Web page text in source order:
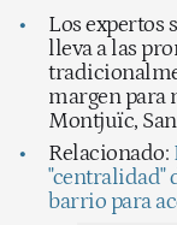
Los expertos
lleva a las
margen para
Montjuïc,
Relacionado:
"centralidad"
barrio para